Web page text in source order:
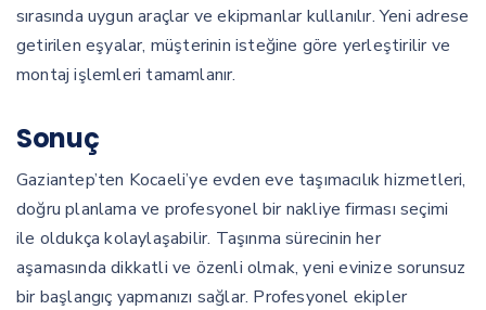
sırasında uygun araçlar ve ekipmanlar kullanılır. Yeni adrese
getirilen eşyalar, müşterinin isteğine göre yerleştirilir ve
montaj işlemleri tamamlanır.
Sonuç
Gaziantep’ten Kocaeli’ye evden eve taşımacılık hizmetleri,
doğru planlama ve profesyonel bir nakliye firması seçimi
ile oldukça kolaylaşabilir. Taşınma sürecinin her
aşamasında dikkatli ve özenli olmak, yeni evinize sorunsuz
bir başlangıç yapmanızı sağlar. Profesyonel ekipler